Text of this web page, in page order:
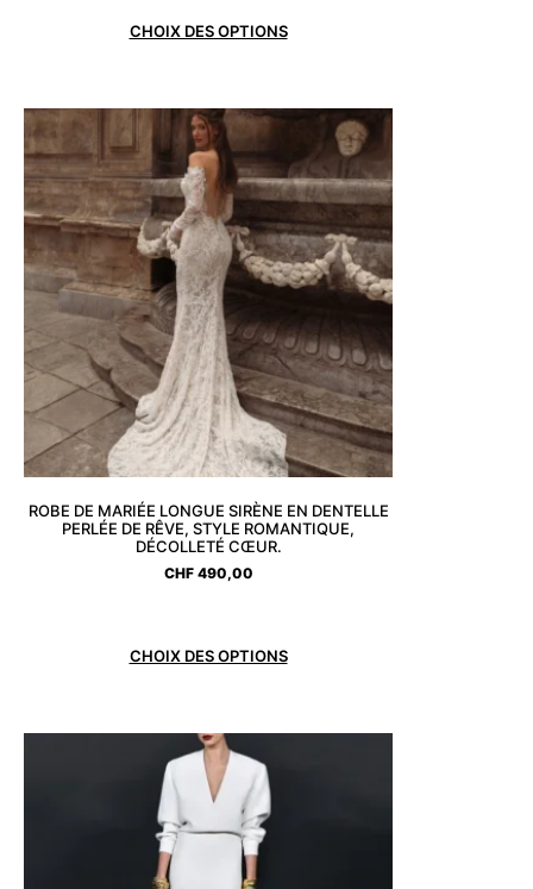
CHOIX DES OPTIONS
ROBE DE MARIÉE LONGUE SIRÈNE EN DENTELLE
PERLÉE DE RÊVE, STYLE ROMANTIQUE,
DÉCOLLETÉ CŒUR.
CHF490,00
CHOIX DES OPTIONS